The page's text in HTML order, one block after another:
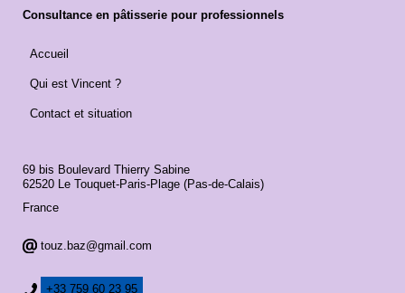
Consultance en pâtisserie pour professionnels
Accueil
Qui est Vincent ?
Contact et situation
69 bis Boulevard Thierry Sabine
62520 Le Touquet-Paris-Plage (Pas-de-Calais)
France
touz.baz@gmail.com
+33 759 60 23 95